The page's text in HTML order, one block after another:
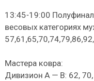
13:45-19:00
весовых категориях
Мастера ковра:
Дивизион А — В: 62,